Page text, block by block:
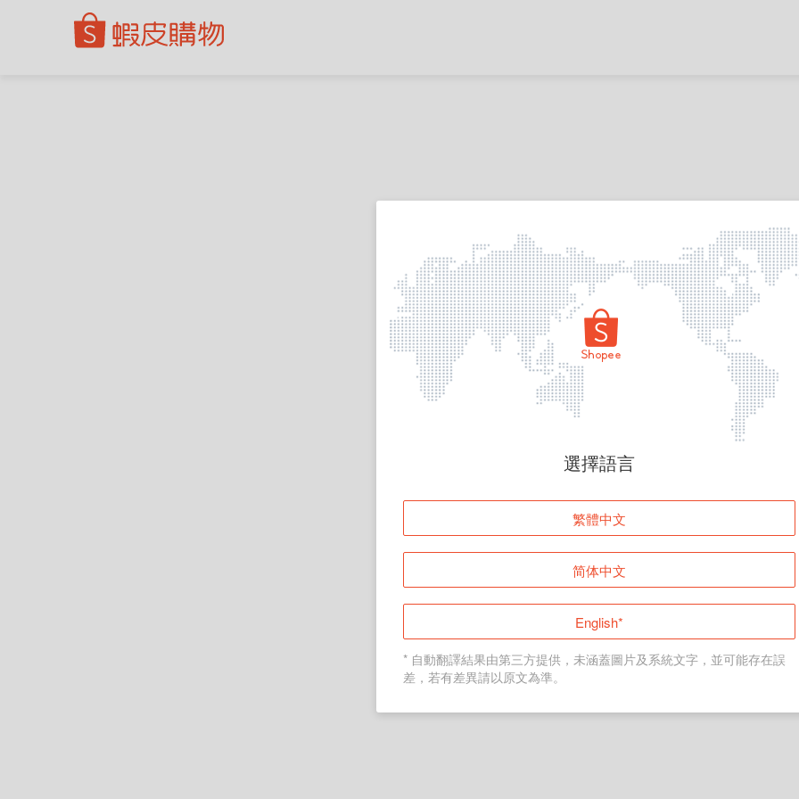
頁面無法顯示
登入
返回首頁
選擇語言
繁體中文
简体中文
English*
* 自動翻譯結果由第三方提供，未涵蓋圖片及系統文字，並可能存在誤
差，若有差異請以原文為準。